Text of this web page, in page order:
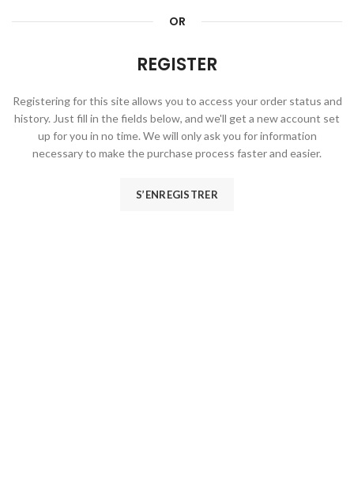
OR
REGISTER
Registering for this site allows you to access your order status and
history. Just fill in the fields below, and we'll get a new account set
up for you in no time. We will only ask you for information
necessary to make the purchase process faster and easier.
S’ENREGISTRER